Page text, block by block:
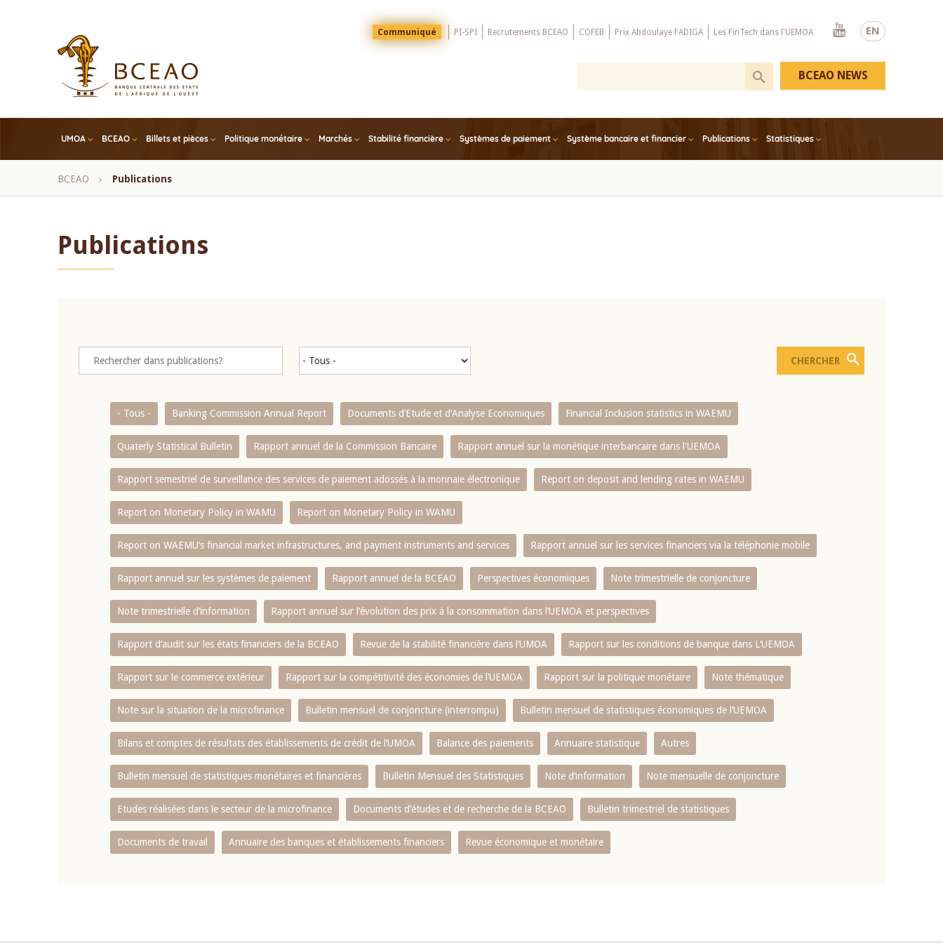
EN
Menu
Top
Communiqué PI-SPI Recrutements BCEAO COFEB Prix Abdoulaye FADIGA Les FinTech dans l'UEMOA
Youtube
UMOA BCEAO Billets et pièces Politique monétaire Marchés Stabilité financière Systèmes de paiement Système bancaire et financier Publications Statistiques
BCEAO NEWS
Fil
BCEAO Publications
Publications
- Tous - Banking Commission Annual Report Documents d’Etude et d’Analyse Economiques Financial Inclusion statistics in WAEMU
Quaterly Statistical Bulletin Rapport annuel de la Commission Bancaire Rapport annuel sur la monétique interbancaire dans l'UEMOA
Rapport semestriel de surveillance des services de paiement adossés à la monnaie électronique Report on deposit and lending rates in WAEMU
Report on Monetary Policy in WAMU Report on Monetary Policy in WAMU
Report on WAEMU’s financial market infrastructures, and payment instruments and services Rapport annuel sur les services financiers via la téléphonie mobile
Rapport annuel sur les systèmes de paiement Rapport annuel de la BCEAO Perspectives économiques Note trimestrielle de conjoncture
Note trimestrielle d‘information Rapport annuel sur l‘évolution des prix à la consommation dans l‘UEMOA et perspectives
Rapport d‘audit sur les états financiers de la BCEAO Revue de la stabilité financière dans l‘UMOA Rapport sur les conditions de banque dans L‘UEMOA
Rapport sur le commerce extérieur Rapport sur la compétitivité des économies de l‘UEMOA Rapport sur la politique monétaire Note thématique
Note sur la situation de la microfinance Bulletin mensuel de conjoncture (interrompu) Bulletin mensuel de statistiques économiques de l‘UEMOA
Bilans et comptes de résultats des établissements de crédit de l‘UMOA Balance des paiements Annuaire statistique Autres
Bulletin mensuel de statistiques monétaires et financières Bulletin Mensuel des Statistiques Note d’information Note mensuelle de conjoncture
Etudes réalisées dans le secteur de la microfinance Documents d’études et de recherche de la BCEAO Bulletin trimestriel de statistiques
Documents de travail Annuaire des banques et établissements financiers Revue économique et monétaire